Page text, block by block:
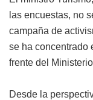
las encuestas, no
campaña de
se ha concentrado
frente del
Desde la